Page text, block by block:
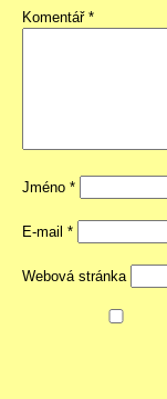
Komentář *
Jméno *
E-mail *
Webová stránka